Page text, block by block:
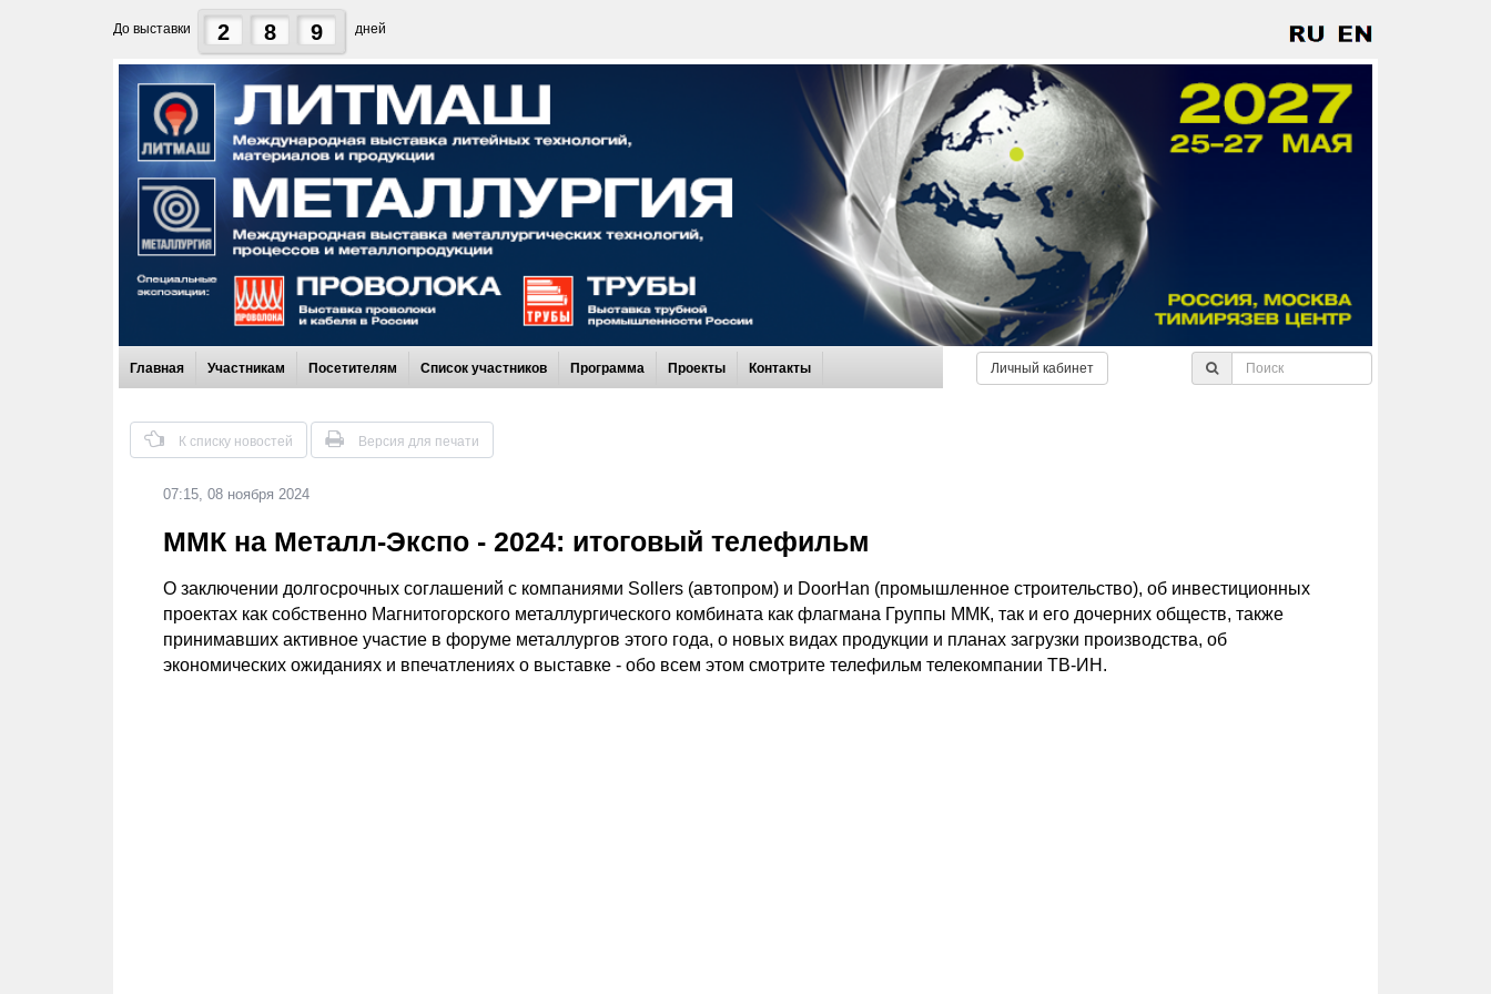
До выставки 2 8 9 дней
Главная Участникам Посетителям Список участников Программа Проекты Контакты Личный кабинет
К списку новостей Версия для печати
07:15, 08 ноября 2024
ММК на Металл-Экспо - 2024: итоговый телефильм
О заключении долгосрочных соглашений с компаниями Sollers (автопром) и DoorHan (промышленное строительство), об инвестиционных
проектах как собственно Магнитогорского металлургического комбината как флагмана Группы ММК, так и его дочерних обществ, также
принимавших активное участие в форуме металлургов этого года, о новых видах продукции и планах загрузки производства, об
экономических ожиданиях и впечатлениях о выставке - обо всем этом смотрите телефильм телекомпании ТВ-ИН.